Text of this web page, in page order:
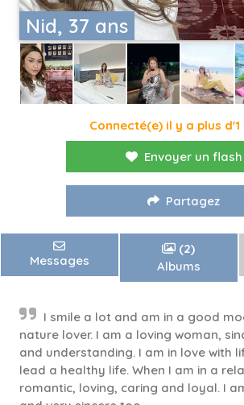
Nid, 37 ans
Connecté(e) il y a plus d'1
Envoyer un flash
Partagez
Messages
(2)
Albums
I smile a lot and am in a good
nature lover. I am a loving woman,
and understanding. I am in love with
lead a healthy life. When I am in a
romantic, loving, caring and loyal. I